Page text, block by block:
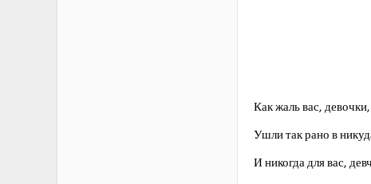
Как жаль вас,
Ушли так рано в
И никогда для вас,